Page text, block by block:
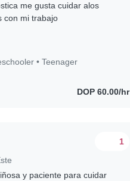
me gusta cuidar alos
con mi trabajo
•Teenager
DOP 60.00/hr
1
y paciente para cuidar